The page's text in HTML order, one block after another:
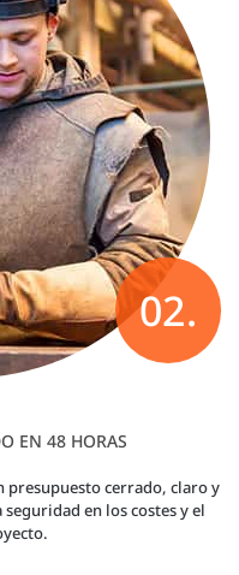
02.
EN 48 HORAS
presupuesto cerrado, claro y
en los costes y el